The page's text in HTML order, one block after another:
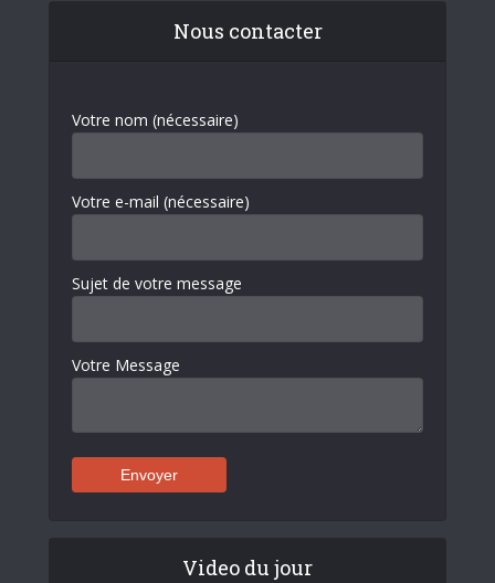
Nous contacter
Votre nom (nécessaire)
Votre e-mail (nécessaire)
Sujet de votre message
Votre Message
Video du jour